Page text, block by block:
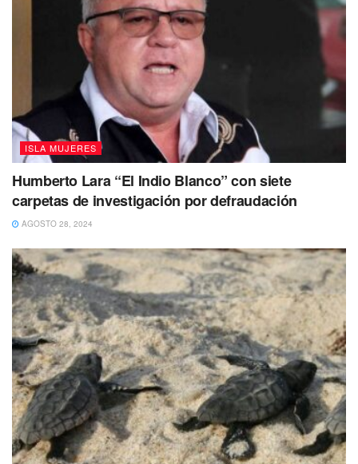
No dejes de Leer
ISLA MUJERES
Humberto Lara “El Indio Blanco” con siete
carpetas de investigación por defraudación
AGOSTO 28, 2024